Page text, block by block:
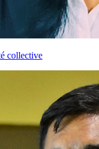
collective